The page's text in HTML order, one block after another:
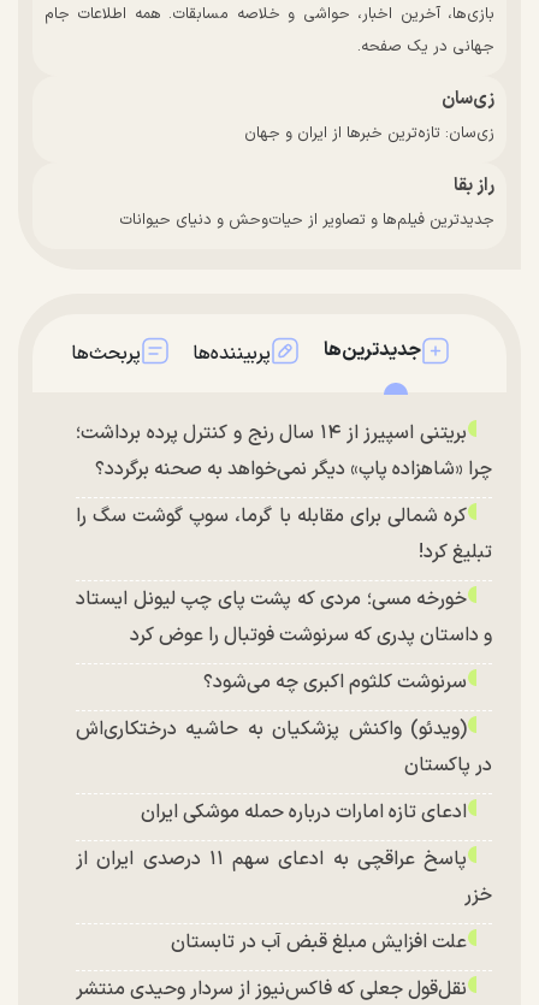
بازی‌ها، آخرین اخبار، حواشی و خلاصه مسابقات. همه اطلاعات جام
جهانی در یک صفحه.
زی‌سان
زی‌سان: تازه‌ترین خبرها از ایران و جهان
راز بقا
جدیدترین فیلم‌ها و تصاویر از حیات‌وحش و دنیای حیوانات
جدیدترین‌ها پربیننده‌ها پربحث‌ها
بریتنی اسپیرز از ۱۴ سال رنج و کنترل پرده برداشت؛
چرا «شاهزاده پاپ» دیگر نمی‌خواهد به صحنه برگردد؟
کره شمالی برای مقابله با گرما، سوپ گوشت سگ را
تبلیغ کرد!
خورخه مسی؛ مردی که پشت پای چپ لیونل ایستاد
و داستان پدری که سرنوشت فوتبال را عوض کرد
سرنوشت کلثوم اکبری چه می‌شود؟
(ویدئو) واکنش پزشکیان به حاشیه درختکاری‌اش
در پاکستان
ادعای تازه امارات درباره حمله موشکی ایران
پاسخ عراقچی به ادعای سهم ۱۱ درصدی ایران از
خزر
علت افزایش مبلغ قبض آب در تابستان
نقل‌قول جعلی که فاکس‌نیوز از سردار وحیدی منتشر